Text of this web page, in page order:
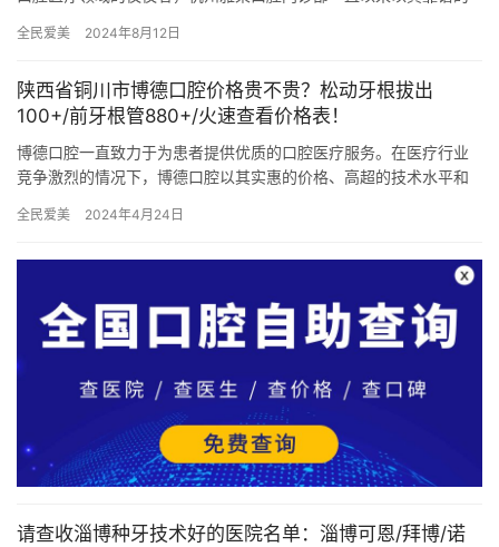
日，杭…
全民爱美 2024年8月12日
陕西省铜川市博德口腔价格贵不贵？松动牙根拔出
100+/前牙根管880+/火速查看价格表！
博德口腔一直致力于为患者提供优质的口腔医疗服务。在医疗行业
竞争激烈的情况下，博德口腔以其实惠的价格、高超的技术水平和
牙…
全民爱美 2024年4月24日
请查收淄博种牙技术好的医院名单：淄博可恩/拜博/诺